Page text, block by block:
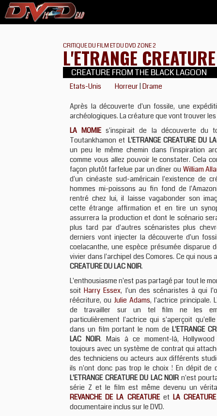
CRITIQUE DU FILM ET DU DVD ZONE 2
L'ETRANGE
CREATURE FROM THE BLACK LAGOON
Etats-Unis Horreur Drame
Après la découverte d'un fossile, une
archéologiques. La créature que vont trouver
LA MOMIEs'inspirait de la découverte du
Toutankhamon et L'ETRANGE CREATURE DU
un peu le même chemin dans l'inspiration
comme vous allez pouvoir le constater. Cela
façon plutôt farfelue par un dîner ou William
d'un cinéaste sud-américain l'existence de
hommes mi-poissons au fin fond de
rentré chez lui, il laisse vagabonder son
cette étrange affirmation et en tire un
assurrera la production et dont le scénario
plus tard par d'autres scénaristes plus
derniers vont injecter la découverte d'un
coelacanthe, une espèce présumée disparue
vivier dans l'archipel des Comores. Ce qui
CREATURE DU LAC NOIR.
L'enthousiasme n'est pas partagé par tout le
soitHarry Essex, l'un des scénaristes à qui
réécriture, ou Julie Adams, l'actrice principale.
de travailler sur un tel film ne les
particulièrement l'actrice qui s'aperçoit
dans un film portant le nom deL'ETRANGE
LAC NOIR. Mais à ce moment-là, Hollywood
toujours avec un système de contrat qui
des techniciens ou acteurs aux différents
ils n'ont donc pas trop le choix ! En dépit de
L'ETRANGE CREATURE DU LAC NOIR n'est
série Z et le film est même devenu un
REVANCHE DE LA CREATUREetLA
documentaire inclus sur le DVD.